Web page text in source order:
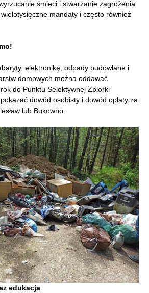
śmieci i stwarzanie zagrożenia
mandaty i często również
elektronikę, odpady budowlane i
domowych można oddawać
rok do Punktu Selektywnej Zbiórki
dowód osobisty i dowód opłaty za
lub Bukowno.
edukacja